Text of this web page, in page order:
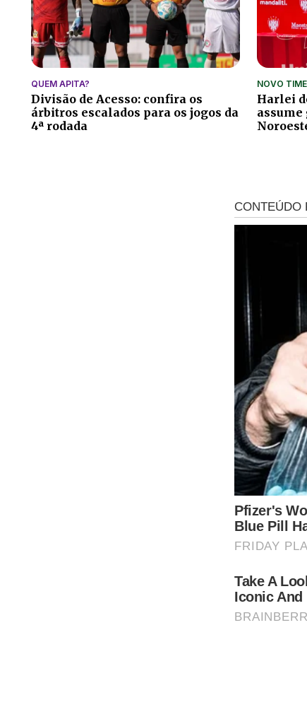
QUEM APITA?
Divisão de Acesso: confira os
árbitros escalados para os jogos da
4ª rodada
NOVO TIME
Harlei
assume